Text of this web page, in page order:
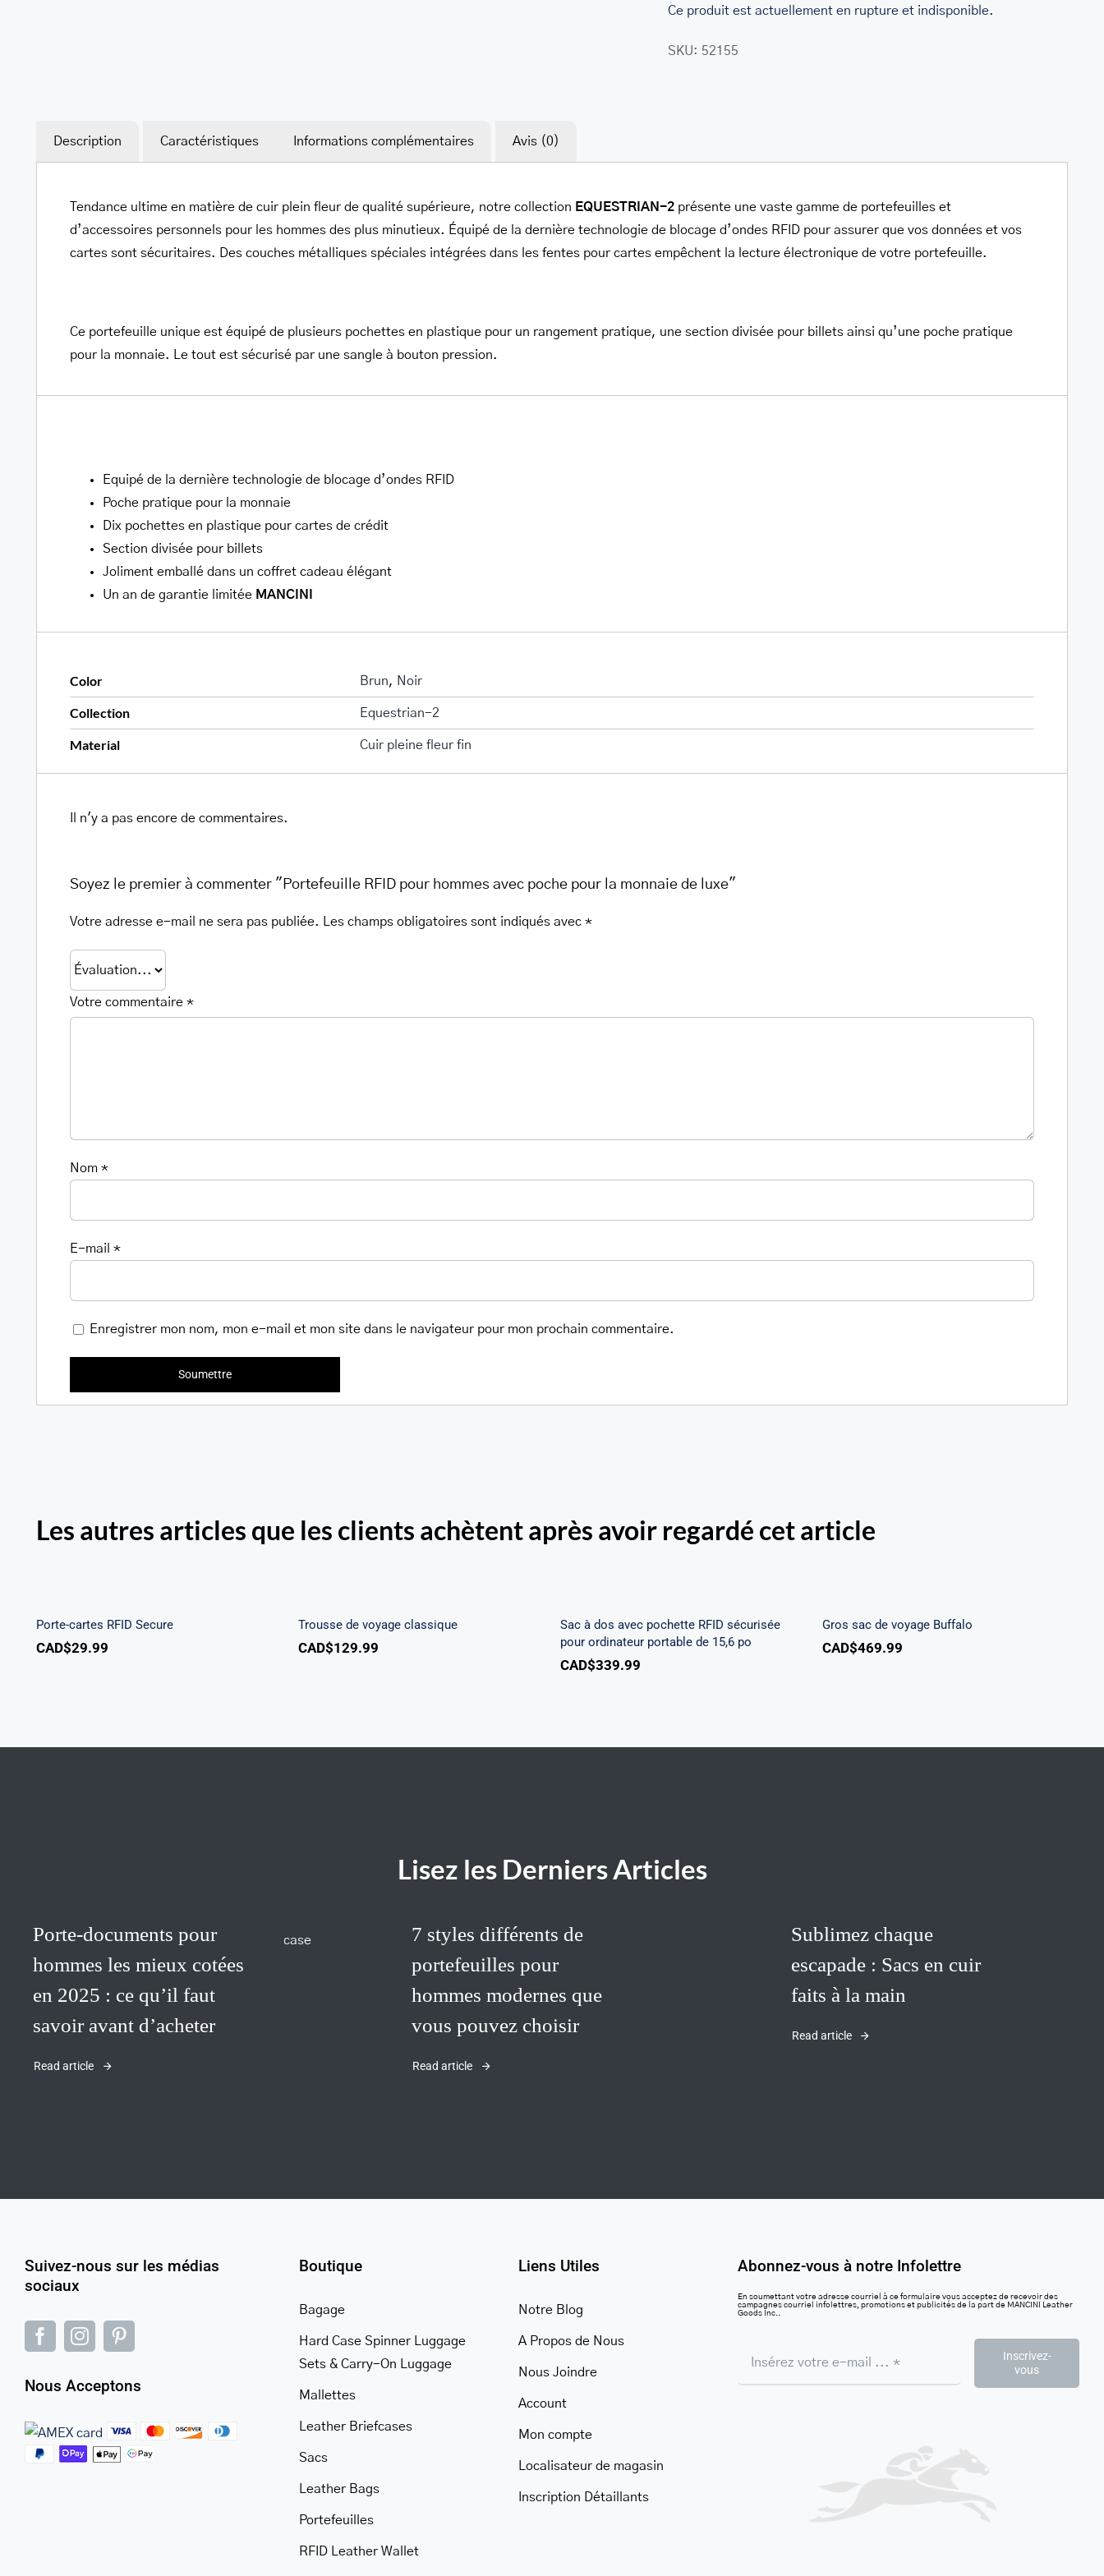
/home/u705708840/domains/mancinileather.com/public_html/wp-
content/themes/Avada/includes/lib/inc/class-
woocommerce.php
/home/u705708840/domains/mancinileather.com/public_html/wp-
content/themes/Avada/includes/lib/inc/class-
fusion-
Warning
/home/u705708840/domains/mancinileather.com/public_html/wp-
content/themes/Avada/includes/lib/inc/class-
fusion-
Warning
/home/u705708840/domains/mancinileather.com/public_html/wp-
fusion-
content/themes/Avada/includes/lib/inc/class-
Ce produit est actuellement en rupture et indisponible.
SKU: 52155
Description Caractéristiques Informations complémentaires Avis (0)
Tendance ultime en matière de cuir plein fleur de qualité supérieure, notre collection EQUESTRIAN-2présente une vaste gamme de portefeuilles et
d’accessoires personnels pour les hommes des plus minutieux. Équipé de la dernière technologie de blocage d’ondes RFID pour assurer que vos données et vos
cartes sont sécuritaires. Des couches métalliques spéciales intégrées dans les fentes pour cartes empêchent la lecture électronique de votre portefeuille.
Ce portefeuille unique est équipé de plusieurs pochettes en plastique pour un rangement pratique, une section divisée pour billets ainsi qu’une poche pratique
pour la monnaie. Le tout est sécurisé par une sangle à bouton pression.
Equipé de la dernière technologie de blocage d’ondes RFID
Poche pratique pour la monnaie
Dix pochettes en plastique pour cartes de crédit
Section divisée pour billets
Joliment emballé dans un coffret cadeau élégant
Un an de garantie limitée MANCINI
Color Brun, Noir
Collection Equestrian-2
Material Cuir pleine fleur fin
Il n'y a pas encore de commentaires.
Soyez le premier à commenter "Portefeuille RFID pour hommes avec poche pour la monnaie de luxe"
Votre adresse e-mail ne sera pas publiée. Les champs obligatoires sont indiqués avec *
Votre commentaire *
Nom *
E-mail *
Enregistrer mon nom, mon e-mail et mon site dans le navigateur pour mon prochain commentaire.
Les autres articles que les clients achètent après avoir regardé cet article
Porte-cartes RFID Secure
CAD$29.99
Trousse de voyage classique
CAD$129.99
Sac à dos avec pochette RFID sécurisée
pour ordinateur portable de 15,6 po
CAD$339.99
Gros sac de voyage Buffalo
CAD$469.99
Lisez les Derniers Articles
Porte-documents pour
hommes les mieux cotées
en 2025 : ce qu’il faut
savoir avant d’acheter
Read article
7 styles différents de
portefeuilles pour
hommes modernes que
vous pouvez choisir
Read article
Sublimez chaque
escapade : Sacs en cuir
faits à la main
Read article
Suivez-nous sur les médias
sociaux
Nous Acceptons
Boutique
Bagage
Hard Case Spinner Luggage
Sets & Carry-On Luggage
Mallettes
Leather Briefcases
Sacs
Leather Bags
Portefeuilles
RFID Leather Wallet
Liens Utiles
Notre Blog
A Propos de Nous
Nous Joindre
Account
Mon compte
Localisateur de magasin
Inscription Détaillants
Abonnez-vous à notre Infolettre
En soumettant votre adresse courriel à ce formulaire vous acceptez de recevoir des
campagnes courriel infolettres, promotions et publicités de la part de MANCINI Leather
Goods Inc..
Inscrivez-
vous